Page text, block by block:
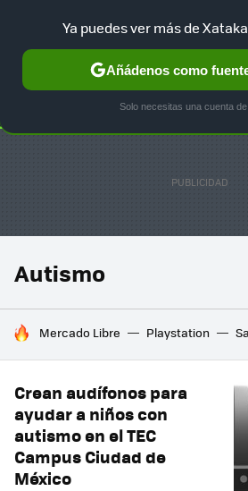
SELECCIÓN GAMING HOME
Autismo
HOY SE HABLA DE
Mercado Libre Playstation
Crean audífonos para
ayudar a niños con
autismo en el TEC
Campus Ciudad de
México
Ya puedes ver más de
Añádenos como
Solo necesitas una cuenta